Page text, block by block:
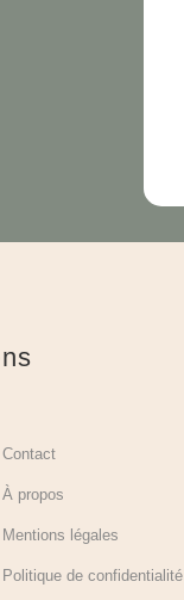
Contact
À propos
Mentions légales
Politique de confidentialité